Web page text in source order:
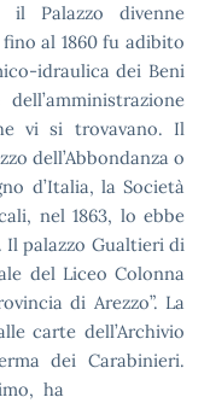
il Palazzo divenne
fino al 1860 fu adibito
idraulica dei Beni
dell’amministrazione
vi si trovavano. Il
dell’Abbondanza o
d’Italia, la Società
nel 1863, lo ebbe
palazzo Gualtieri di
del Liceo Colonna
di Arezzo”. La
carte dell’Archivio
dei Carabinieri.
ha